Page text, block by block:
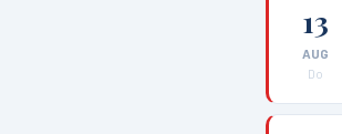
13
AUG
Do